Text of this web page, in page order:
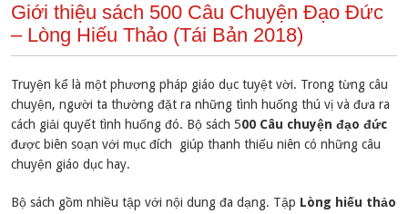
Giới thiệu sách 500 Câu Chuyện Đạo Đức
– Lòng Hiếu Thảo (Tái Bản 2018)
Truyện kể là một phương pháp giáo dục tuyệt vời. Trong từng câu
chuyện, người ta thường đặt ra những tình huống thú vị và đưa ra
cách giải quyết tình huống đó. Bộ sách 500 Câu chuyện đạo đức
được biên soạn với mục đích giúp thanh thiếu niên có những câu
chuyện giáo dục hay.
Bộ sách gồm nhiều tập với nội dung đa dạng. Tập Lòng hiếu thảo